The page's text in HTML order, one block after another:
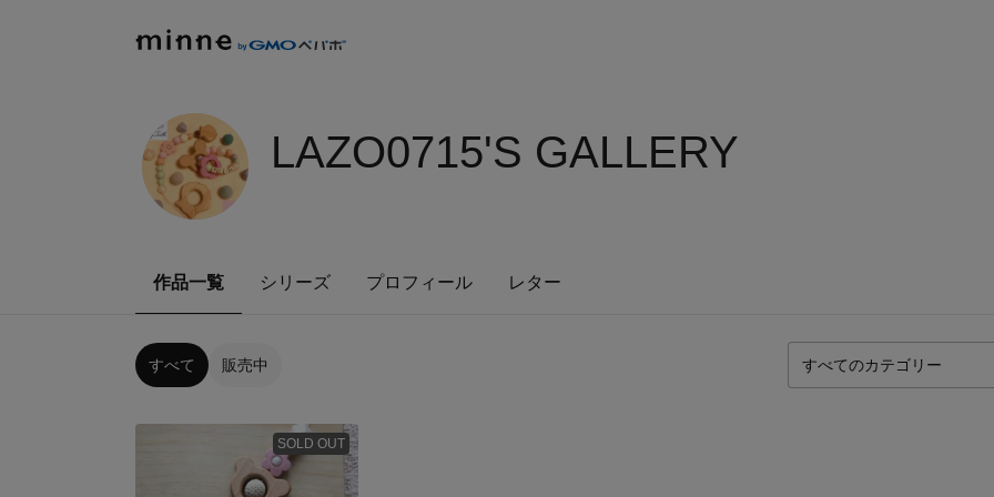
LAZO0715'S GALLERY
作品一覧 シリーズ プロフィール レター
すべて 販売中
SOLD OUT